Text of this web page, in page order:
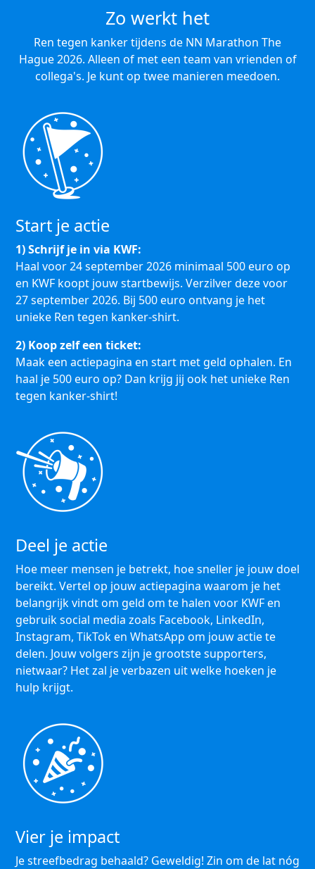
Zo werkt het
Ren tegen kanker tijdens de NN Marathon The
Hague 2026. Alleen of met een team van vrienden of
collega's. Je kunt op twee manieren meedoen.
Start je actie
1) Schrijf je in via KWF:
Haal voor 24 september 2026 minimaal 500 euro op
en KWF koopt jouw startbewijs. Verzilver deze voor
27 september 2026. Bij 500 euro ontvang je het
unieke Ren tegen kanker-shirt.
2) Koop zelf een ticket:
Maak een actiepagina en start met geld ophalen. En
haal je 500 euro op? Dan krijg jij ook het unieke Ren
tegen kanker-shirt!
Deel je actie
Hoe meer mensen je betrekt, hoe sneller je jouw doel
bereikt. Vertel op jouw actiepagina waarom je het
belangrijk vindt om geld om te halen voor KWF en
gebruik social media zoals Facebook, LinkedIn,
Instagram, TikTok en WhatsApp om jouw actie te
delen. Jouw volgers zijn je grootste supporters,
nietwaar? Het zal je verbazen uit welke hoeken je
hulp krijgt.
Vier je impact
Je streefbedrag behaald? Geweldig! Zin om de lat nóg